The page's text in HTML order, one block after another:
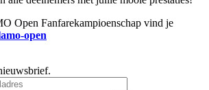
Open Fanfarekampioenschap vind je
open